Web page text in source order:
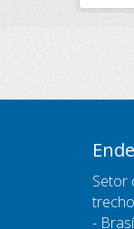
Setor
-